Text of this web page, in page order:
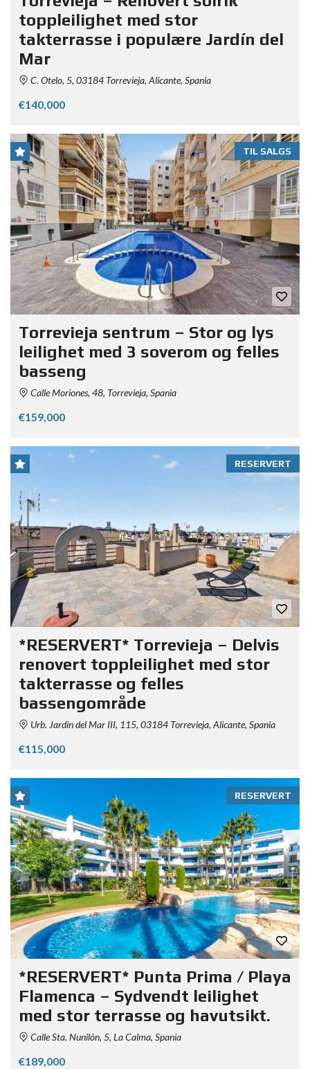
toppleilighet med stor
takterrasse i populære Jardín del
Mar
C. Otelo, 5, 03184 Torrevieja, Alicante, Spania
€140,000
TIL SALGS
Torrevieja sentrum – Stor og lys
leilighet med 3 soverom og felles
basseng
Calle Moriones, 48, Torrevieja, Spania
€159,000
RESERVERT
*RESERVERT* Torrevieja – Delvis
renovert toppleilighet med stor
takterrasse og felles
bassengområde
Urb. Jardin del Mar III, 115, 03184 Torrevieja, Alicante, Spania
€115,000
RESERVERT
*RESERVERT* Punta Prima / Playa
Flamenca – Sydvendt leilighet
med stor terrasse og havutsikt.
Calle Sta. Nunilón, 5, La Calma, Spania
€189,000